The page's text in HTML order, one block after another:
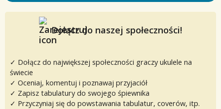
Dołącz do naszej społeczności!
✓ Dołącz do największej społeczności graczy ukulele na
świecie
✓ Oceniaj, komentuj i poznawaj przyjaciół
✓ Zapisz tabulatury do swojego śpiewnika
✓ Przyczyniaj się do powstawania tabulatur, coverów, itp.